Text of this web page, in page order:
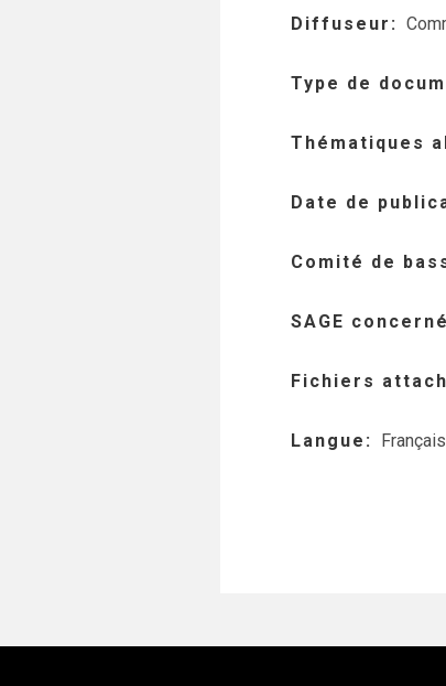
Diffuseur
Type de
Thématiques
Date de
Comité de
SAGE
Fichiers
Langue Français